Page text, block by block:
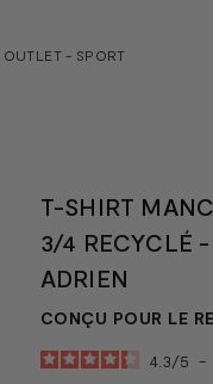
OUTLET - SPORT
T-SHIRT
3/4 RECYCLÉ -
ADRIEN
CONÇU POUR LE
4.3/5 -